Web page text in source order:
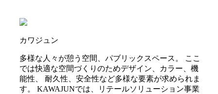
カワジュン
多様な人々が憩う空間、パブリックスペース。 ここ
では快適な空間づくりのためデザイン、カラー、機
能性、 耐久性、安全性など多様な要素が求められま
す。 KAWAJUNでは、リテールソリューション事業